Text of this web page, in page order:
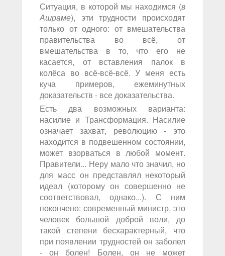
Ситуация, в которой мы находимся (в
Ашраме), эти трудности происходят
только от одного: от вмешательства
правительства во всё, от
вмешательства в то, что его не
касается, от вставления палок в
колёса во всё-всё-всё. У меня есть
куча примеров, ежеминутных
доказательств - все доказательства.
Есть два возможных варианта:
насилие и Трансформация. Насилие
означает захват, революцию - это
находится в подвешенном состоянии,
может взорваться в любой момент.
Правители... Неру мало что значил, но
для масс он представлял некоторый
идеал (которому он совершенно не
соответствовал, однако...). С ним
покончено: современный министр, это
человек большой доброй воли, до
такой степени бесхарактерный, что
при появлении трудностей он заболел
- он болен! Болен, он не может